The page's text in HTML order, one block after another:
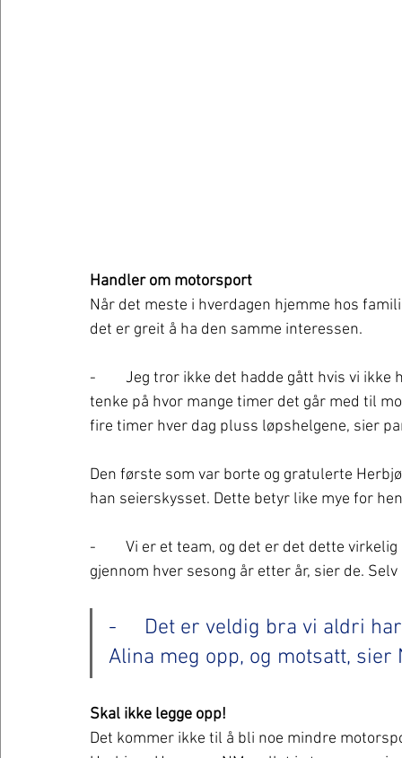
Handler om motorsport
Når det meste i hverdagen hjemme hos
det er greit å ha den samme interessen.
-	Jeg tror ikke det hadde gått hvis vi ikke hadde hatt samme lidenskap for dette. Jeg tørr ikke
tenke på hvor mange timer det går med til
fire timer hver dag pluss løpshelgene, sier
Den første som var borte og gratulerte
han seierskysset. Dette betyr like mye for
-	Vi er et team, og det er det dette virkelig handler om. Alle som står opp og hjelper oss
gjennom hver sesong år etter år, sier de.
-	Det er veldig bra vi aldri har vært lei samtidig. Er jeg lei, så drar
Alina meg opp, og motsatt,
Skal ikke legge opp!
Det kommer ikke til å bli noe mindre